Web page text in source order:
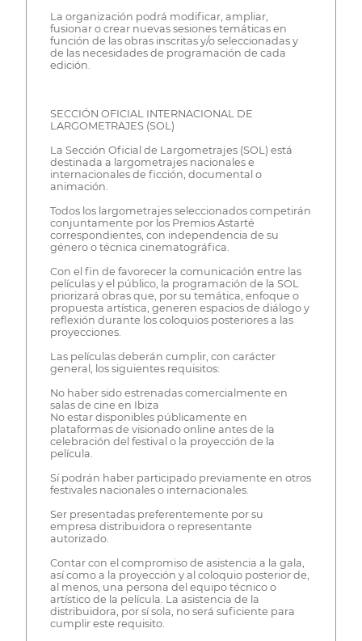
La organización podrá modificar, ampliar,
fusionar o crear nuevas sesiones temáticas en
función de las obras inscritas y/o seleccionadas y
de las necesidades de programación de cada
edición.
SECCIÓN OFICIAL INTERNACIONAL DE
LARGOMETRAJES (SOL)
La Sección Oficial de Largometrajes (SOL) está
destinada a largometrajes nacionales e
internacionales de ficción, documental o
animación.
Todos los largometrajes seleccionados competirán
conjuntamente por los Premios Astarté
correspondientes, con independencia de su
género o técnica cinematográfica.
Con el fin de favorecer la comunicación entre las
películas y el público, la programación de la SOL
priorizará obras que, por su temática, enfoque o
propuesta artística, generen espacios de diálogo y
reflexión durante los coloquios posteriores a las
proyecciones.
Las películas deberán cumplir, con carácter
general, los siguientes requisitos:
No haber sido estrenadas comercialmente en
salas de cine en Ibiza
No estar disponibles públicamente en
plataformas de visionado online antes de la
celebración del festival o la proyección de la
película.
Sí podrán haber participado previamente en otros
festivales nacionales o internacionales.
Ser presentadas preferentemente por su
empresa distribuidora o representante
autorizado.
Contar con el compromiso de asistencia a la gala,
así como a la proyección y al coloquio posterior de,
al menos, una persona del equipo técnico o
artístico de la película. La asistencia de la
distribuidora, por sí sola, no será suficiente para
cumplir este requisito.